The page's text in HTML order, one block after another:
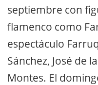
septiembre con
flamenco como
espectáculo
Sánchez, José de
Montes. El